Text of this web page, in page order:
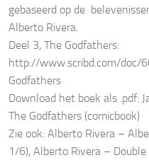
gebaseerd op de
Alberto Rivera.
Deel 3, The Godfathers:
http://www.scribd.com/doc/
Godfathers
Download het boek als .pdf:
The Godfathers (comicbook)
Zie ook: Alberto Rivera –
1/6), Alberto Rivera – Double